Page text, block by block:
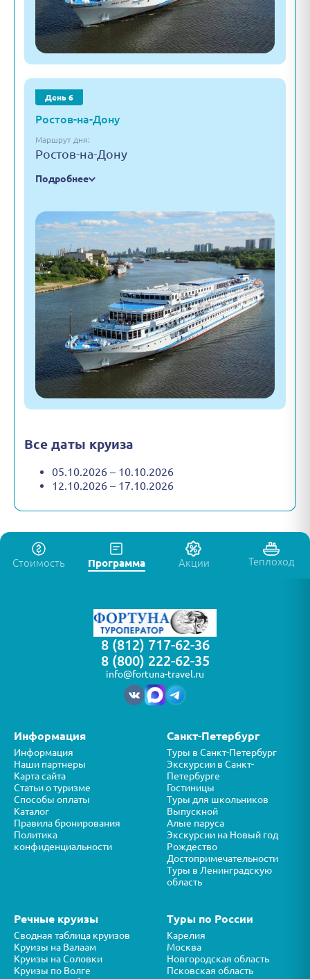
День 6
Ростов-на-Дону
Маршрут дня:
Ростов-на-Дону
Подробнее
Все даты круиза
05.10.2026 – 10.10.2026
12.10.2026 – 17.10.2026
Стоимость Программа Акции Теплоход
8 (812) 717-62-36
8 (800) 222-62-35
info@fortuna-travel.ru
Информация
Информация
Наши партнеры
Карта сайта
Статьи о туризме
Способы оплаты
Каталог
Правила бронирования
Политика
конфиденциальности
Санкт-Петербург
Туры в Санкт-Петербург
Экскурсии в Санкт-
Петербурге
Гостиницы
Туры для школьников
Выпускной
Алые паруса
Экскурсии на Новый год
Рождество
Достопримечательности
Туры в Ленинградскую
область
Речные круизы
Сводная таблица круизов
Круизы на Валаам
Круизы на Соловки
Круизы по Волге
Туры по России
Карелия
Москва
Новгородская область
Псковская область